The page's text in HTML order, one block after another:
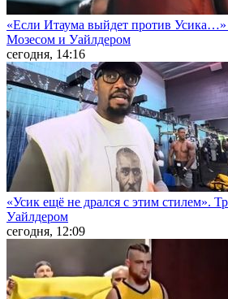
«Если Итаума выйдет против Усика…»
Мозесом и Уайлдером
сегодня, 14:16
«Усик ещё не дрался с этим стилем».
Уайлдером
сегодня, 12:09